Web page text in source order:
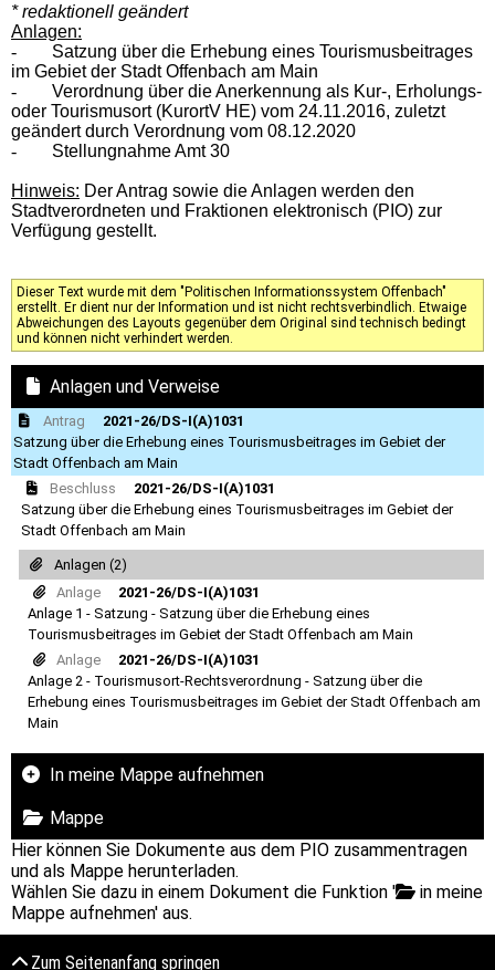
* redaktionell geändert
Anlagen:
-
Satzung über die Erhebung eines Tourismusbeitrages
im Gebiet der Stadt Offenbach am Main
-
Verordnung über die Anerkennung als Kur-, Erholungs-
oder Tourismusort (KurortV HE) vom 24.11.2016, zuletzt
geändert durch Verordnung vom 08.12.2020
-
Stellungnahme Amt 30
Hinweis: Der Antrag sowie die Anlagen werden den
Stadtverordneten und Fraktionen elektronisch (PIO) zur
Verfügung gestellt.
Dieser Text wurde mit dem "Politischen Informationssystem Offenbach"
erstellt. Er dient nur der Information und ist nicht rechtsverbindlich. Etwaige
Abweichungen des Layouts gegenüber dem Original sind technisch bedingt
und können nicht verhindert werden.
Anlagen und Verweise
Antrag
2021-26/DS-I(A)1031
Satzung über die Erhebung eines Tourismusbeitrages im Gebiet der
Stadt Offenbach am Main
Beschluss
2021-26/DS-I(A)1031
Satzung über die Erhebung eines Tourismusbeitrages im Gebiet der
Stadt Offenbach am Main
Anlagen (2)
Anlage
2021-26/DS-I(A)1031
Anlage 1 - Satzung - Satzung über die Erhebung eines
Tourismusbeitrages im Gebiet der Stadt Offenbach am Main
Anlage
2021-26/DS-I(A)1031
Anlage 2 - Tourismusort-Rechtsverordnung - Satzung über die
Erhebung eines Tourismusbeitrages im Gebiet der Stadt Offenbach am
Main
In meine Mappe aufnehmen
Mappe
Hier können Sie Dokumente aus dem PIO zusammentragen
und als Mappe herunterladen.
Wählen Sie dazu in einem Dokument die Funktion '
in meine
Mappe aufnehmen' aus.
Zum Seitenanfang springen